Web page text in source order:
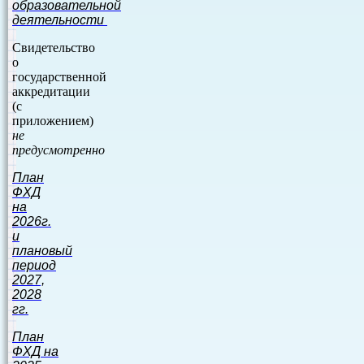
образовательной
деятельности
Свидетельство
о
государственной
аккредитации
(с
приложением)
не
предусмотренно
План
ФХД
на
2026г.
и
плановый
период
2027,
2028
гг.
План
ФХД на